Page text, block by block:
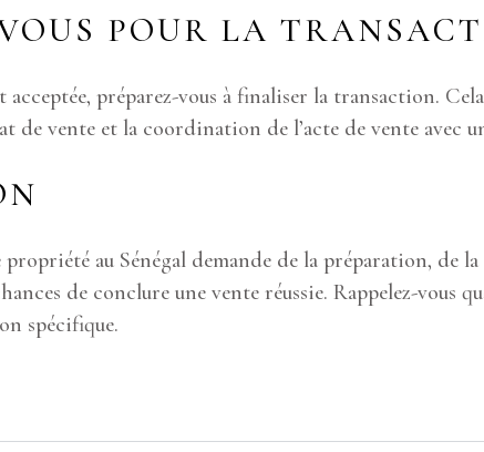
POUR LA
acceptée, préparez-vous à finaliser la transaction.
de vente et la coordination de l’acte de vente avec
au Sénégal demande de la préparation, de
de conclure une vente réussie. Rappelez-vous
spécifique.